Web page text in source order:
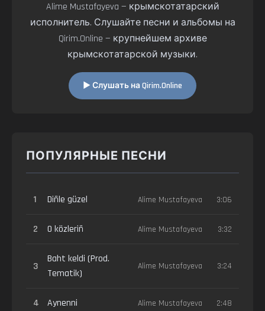
Alime Mustafayeva — крымскотатарский
исполнитель. Слушайте песни и альбомы на
Qirim.Online — крупнейшем архиве
крымскотатарской музыки.
▶ Слушать на Qirim.Online
ПОПУЛЯРНЫЕ ПЕСНИ
1 Diñle güzel Alime Mustafayeva 3:06
2 O közleriñ Alime Mustafayeva 3:32
3
Baht keldi (Prod.
Tematik)
Alime Mustafayeva 3:24
4 Aynenni Alime Mustafayeva 2:48